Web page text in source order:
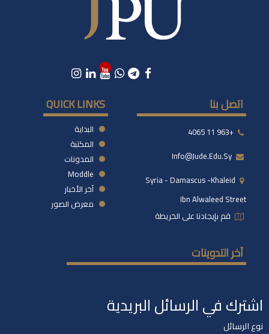
اتصل بنا
+963 11 4065
Syria - Damascus -khaleid
Ibn Alwaleed Street
قم بإيجادنا على الخريطة
QUICK LINKS
البداية
المكتبة
المدونات
Moddle
آخر الأخبار
معرض الصور
آخر التدوينات
اشترك في الرسائل البريدية
نوع الرسائل